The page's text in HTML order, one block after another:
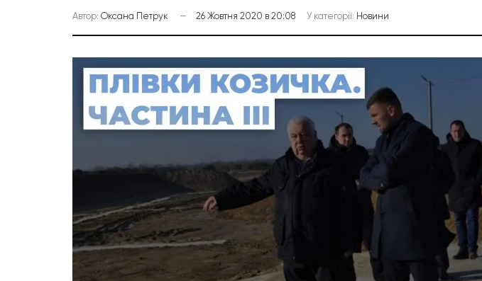
Автор: Оксана Петрук 26 Жовтня 2020 в 20:08 У категорії: Новини